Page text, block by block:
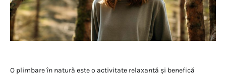
O plimbare în natură este o activitate relaxantă și benefică